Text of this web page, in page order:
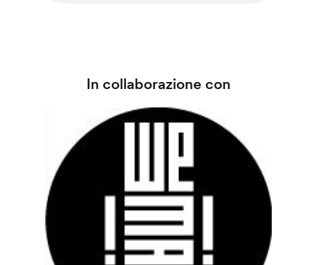
In collaborazione con